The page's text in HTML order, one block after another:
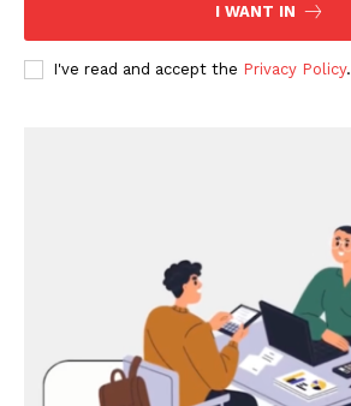
I WANT IN
I've read and accept the Privacy Policy.